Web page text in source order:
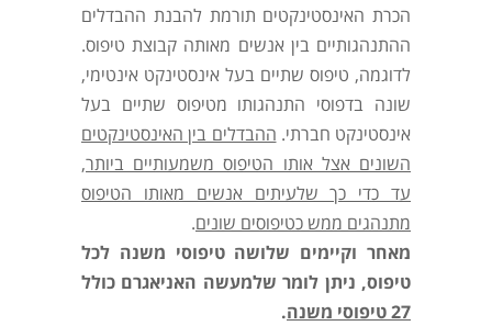
הכרת האינסטינקטים תורמת להבנת ההבדלים
ההתנהגותיים בין אנשים מאותה קבוצת טיפוס.
לדוגמה, טיפוס שתיים בעל אינסטינקט אינטימי,
שונה בדפוסי התנהגותו מטיפוס שתיים בעל
אינסטינקט חברתי. ההבדלים בין האינסטינקטים
השונים אצל אותו הטיפוס משמעותיים ביותר,
עד כדי כך שלעיתים אנשים מאותו הטיפוס
מתנהגים ממש כטיפוסים שונים.
מאחר וקיימים שלושה טיפוסי משנה לכל
טיפוס, ניתן לומר שלמעשה האניאגרם כולל
27 טיפוסי משנה
.